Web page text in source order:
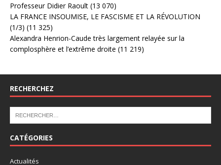
Professeur Didier Raoult (13 070)
LA FRANCE INSOUMISE, LE FASCISME ET LA RÉVOLUTION
(1/3) (11 325)
Alexandra Henrion-Caude très largement relayée sur la
complosphère et l’extrême droite (11 219)
RECHERCHEZ
CATÉGORIES
Actualités